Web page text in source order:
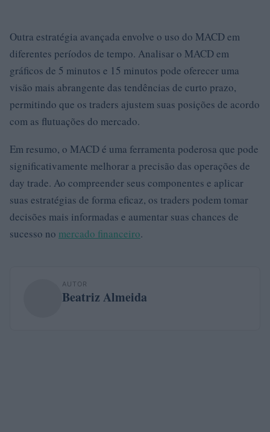
Outra estratégia avançada envolve o uso do MACD em
diferentes períodos de tempo. Analisar o MACD em
gráficos de 5 minutos e 15 minutos pode oferecer uma
visão mais abrangente das tendências de curto prazo,
permitindo que os traders ajustem suas posições de acordo
com as flutuações do mercado.
Em resumo, o MACD é uma ferramenta poderosa que pode
significativamente melhorar a precisão das operações de
day trade. Ao compreender seus componentes e aplicar
suas estratégias de forma eficaz, os traders podem tomar
decisões mais informadas e aumentar suas chances de
sucesso no mercado financeiro.
AUTOR
Beatriz Almeida